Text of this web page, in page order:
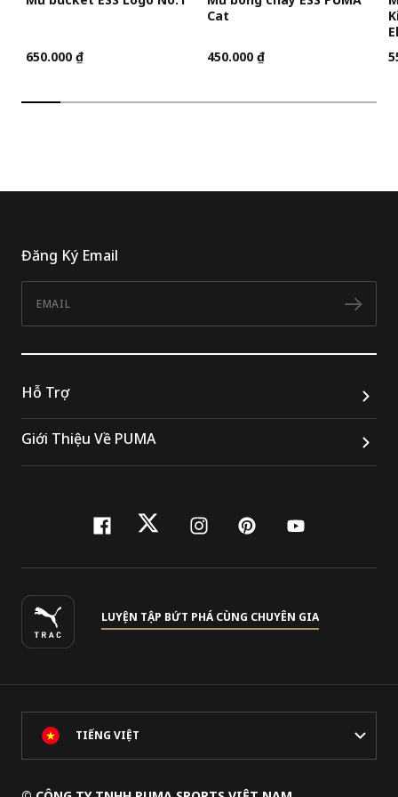
650.000 ₫
Cat
450.000 ₫
Đăng Ký Email
Hỗ Trợ
Giới Thiệu Về PUMA
facebook
twitterinstagram
pinterest
youtube
LUYỆN TẬP BỨT PHÁ CÙNG CHUYÊN GIA
TIẾNG VIỆT